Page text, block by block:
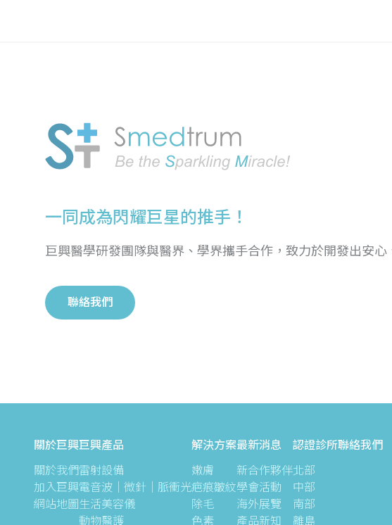
一同成為閃耀巨星的推手！
巨興醫學研發團隊與醫界、學界攜手合作，致力於開發出安心
聯絡我們
關於巨興
關於我們
加入巨興
網站地圖
巨興產品
雷射設備
電音波｜微針｜脈衝光
生活美容儀
動物醫護
解決方案
嫩膚
疤痕皺紋
除毛
色素
最新消息
新合作夥伴
學會活動
海外展覽
產品新知
認證診所
北部
中部
南部
離島
聯絡我們